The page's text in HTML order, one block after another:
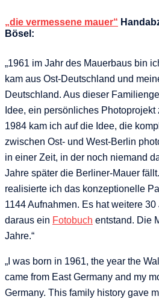
„die vermessene mauer“
Bösel:
„1961 im Jahr des Mauerbaus bin
kam aus Ost-Deutschland und
Deutschland. Aus dieser
Idee, ein persönliches
1984 kam ich auf die Idee, die
zwischen Ost- und West-Berlin
in einer Zeit, in der noch niemand
Jahre später die Berliner-Mauer
realisierte ich das konzeptionelle
1144 Aufnahmen. Es hat weitere
daraus ein Fotobuch entstand. Die
Jahre.“
„I was born in 1961, the year the
came from East Germany and my
Germany. This family history gave